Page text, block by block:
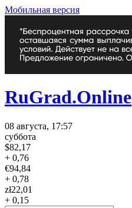
Мобильная версия
RuGrad.Online
08 августа, 17:57
суббота
$82,17
+ 0,76
€94,84
+ 0,78
zł22,01
+ 0,15